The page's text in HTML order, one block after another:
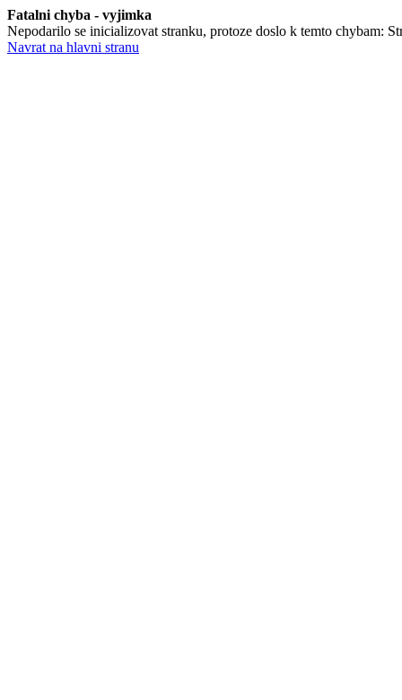
Fatalni chyba - vyjimka
Nepodarilo se inicializovat stranku, protoze doslo k temto chybam:
Navrat na hlavni stranu